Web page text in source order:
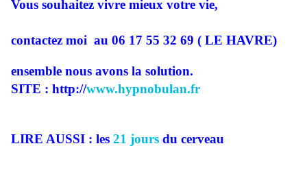
Vous souhaitez vivre mieux votre vie,
contactez moi au 06 17 55 32 69 ( LE HAVRE)
ensemble nous avons la solution.
SITE : http://www.hypnobulan.fr
LIRE AUSSI : les 21 jours du cerveau